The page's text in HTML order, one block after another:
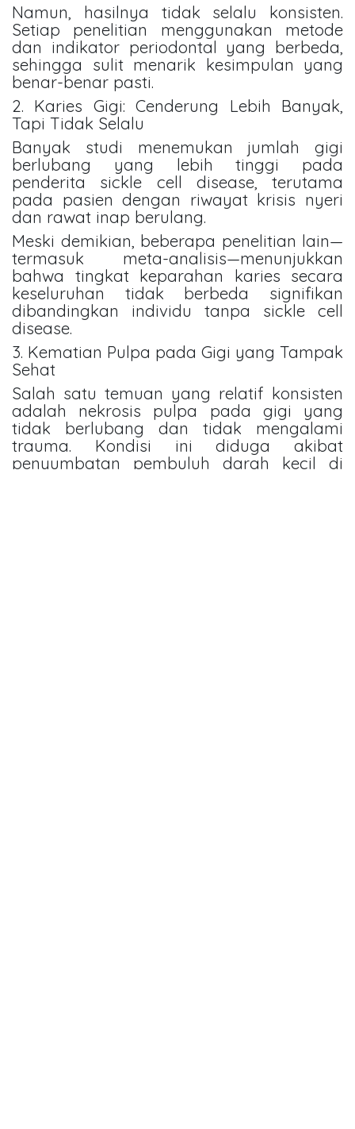
Namun, hasilnya tidak selalu konsisten.
Setiap penelitian menggunakan metode
dan indikator periodontal yang berbeda,
sehingga sulit menarik kesimpulan yang
benar-benar pasti.
2. Karies Gigi: Cenderung Lebih Banyak,
Tapi Tidak Selalu
Banyak studi menemukan jumlah gigi
berlubang yang lebih tinggi pada
penderita sickle cell disease, terutama
pada pasien dengan riwayat krisis nyeri
dan rawat inap berulang.
Meski demikian, beberapa penelitian lain—
termasuk meta-analisis—menunjukkan
bahwa tingkat keparahan karies secara
keseluruhan tidak berbeda signifikan
dibandingkan individu tanpa sickle cell
disease.
3. Kematian Pulpa pada Gigi yang Tampak
Sehat
Salah satu temuan yang relatif konsisten
adalah nekrosis pulpa pada gigi yang
tidak berlubang dan tidak mengalami
trauma. Kondisi ini diduga akibat
penyumbatan pembuluh darah kecil di